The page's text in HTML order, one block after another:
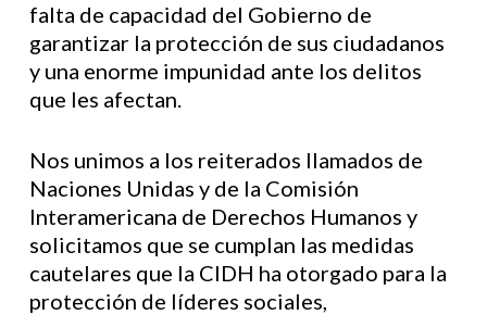
falta de capacidad del Gobierno de
garantizar la protección de sus ciudadanos
y una enorme impunidad ante los delitos
que les afectan.
Nos unimos a los reiterados llamados de
Naciones Unidas y de la Comisión
Interamericana de Derechos Humanos y
solicitamos que se cumplan las medidas
cautelares que la CIDH ha otorgado para la
protección de líderes sociales,